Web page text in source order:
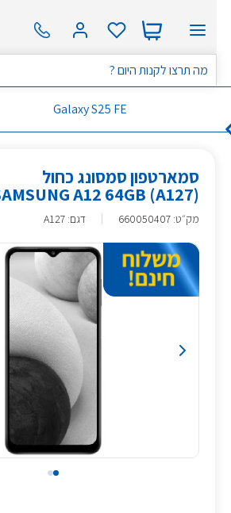
Galaxy S25 FE
סמארטפון סמסונג כחול
מק״ט:
660050407 דגם: A127